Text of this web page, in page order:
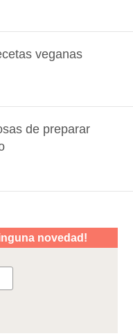
veganas
de preparar